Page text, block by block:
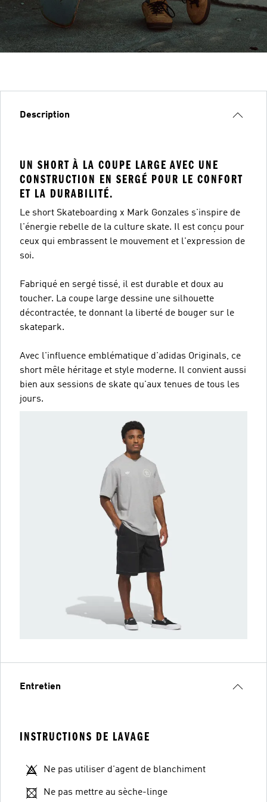
Description
UN SHORT À LA COUPE LARGE AVEC UNE
CONSTRUCTION EN SERGÉ POUR LE CONFORT
ET LA DURABILITÉ.
Le short Skateboarding x Mark Gonzales s'inspire de
l'énergie rebelle de la culture skate. Il est conçu pour
ceux qui embrassent le mouvement et l'expression de
soi.
Fabriqué en sergé tissé, il est durable et doux au
toucher. La coupe large dessine une silhouette
décontractée, te donnant la liberté de bouger sur le
skatepark.
Avec l'influence emblématique d'adidas Originals, ce
short mêle héritage et style moderne. Il convient aussi
bien aux sessions de skate qu'aux tenues de tous les
jours.
Entretien
INSTRUCTIONS DE LAVAGE
Ne pas utiliser d'agent de blanchiment
Ne pas mettre au sèche-linge